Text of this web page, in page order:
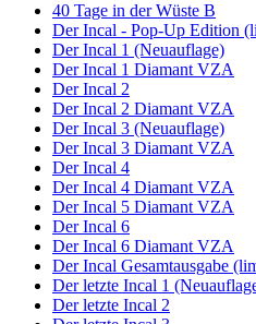
40 Tage in der Wüste B
Der Incal - Pop-Up Edition
Der Incal 1 (Neuauflage)
Der Incal 1 Diamant VZA
Der Incal 2
Der Incal 2 Diamant VZA
Der Incal 3 (Neuauflage)
Der Incal 3 Diamant VZA
Der Incal 4
Der Incal 4 Diamant VZA
Der Incal 5 Diamant VZA
Der Incal 6
Der Incal 6 Diamant VZA
Der Incal Gesamtausgabe
Der letzte Incal 1
Der letzte Incal 2